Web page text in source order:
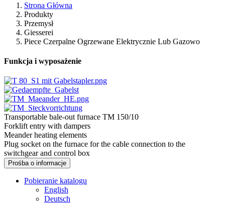
Strona Główna
Produkty
Przemysł
Giesserei
Piece Czerpalne Ogrzewane Elektrycznie Lub Gazowo
Funkcja i wyposażenie
Transportable bale-out furnace TM 150/10
Forklift entry with dampers
Meander heating elements
Plug socket on the furnace for the cable connection to the
switchgear and control box
Prośba o informacje
Pobieranie katalogu
English
Deutsch